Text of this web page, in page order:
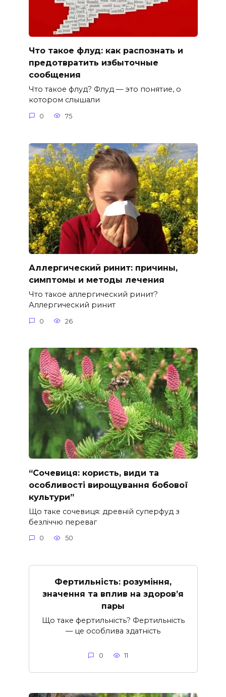
Что такое флуд: как распознать и
предотвратить избыточные
сообщения
Что такое флуд? Флуд — это понятие, о
котором слышали
0 75
Аллергический ринит: причины,
симптомы и методы лечения
Что такое аллергический ринит?
Аллергический ринит
0 26
“Сочевиця: користь, види та
особливості вирощування бобової
культури”
Що таке сочевиця: древній суперфуд з
безліччю переваг
0 50
Фертильність: розуміння,
значення та вплив на здоров’я
пары
Що таке фертильність? Фертильність
— це особлива здатність
0 11